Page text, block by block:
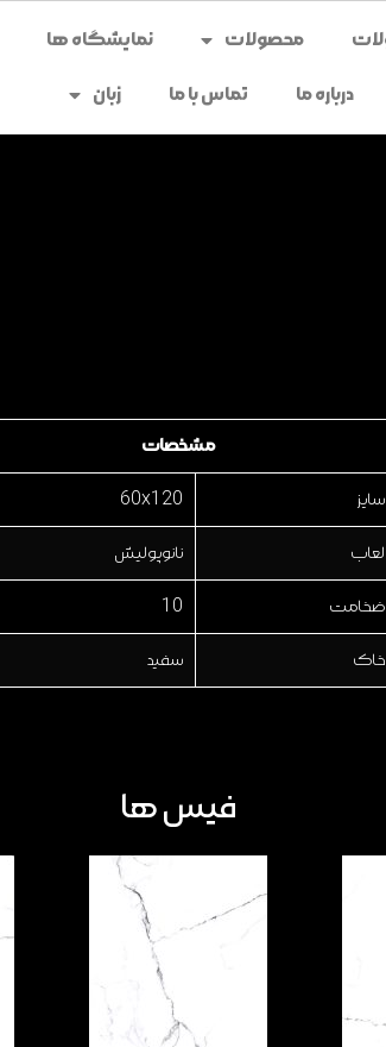
محصولات نمایشگاه ها
درباره ما تماس با ما زبان
مشخصات
سایز 60x120
لعاب نانوپولیش
ضخامت 10
خاک سفید
فیس ها